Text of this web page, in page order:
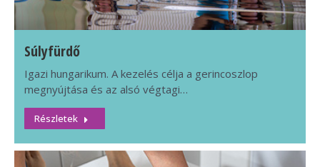
Súlyfürdő
Igazi hungarikum. A kezelés célja a gerincoszlop
megnyújtása és az alsó végtagi…
Részletek